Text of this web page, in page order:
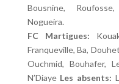
Bousnine,
Nogueira.
FC Martigues:
Franqueville, Ba,
Ouchmid, Bouhafer,
N’Diaye Les absents: